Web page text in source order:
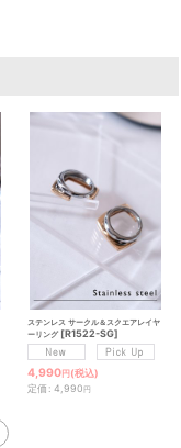
ステンレス サークル＆スクエアレイヤ
ーリング [R1522-SG]
4,990円 (税込)
定価 : 4,990円